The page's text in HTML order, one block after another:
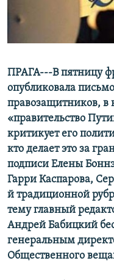
АРХИВ
ПРАГА---В пятницу
опубликовала
правозащитников, в
«правительство
критикует его
кто делает это за
подписи Елены
Гарри Каспарова,
й традиционной
тему главный
Андрей Бабицкий
генеральным
Общественного